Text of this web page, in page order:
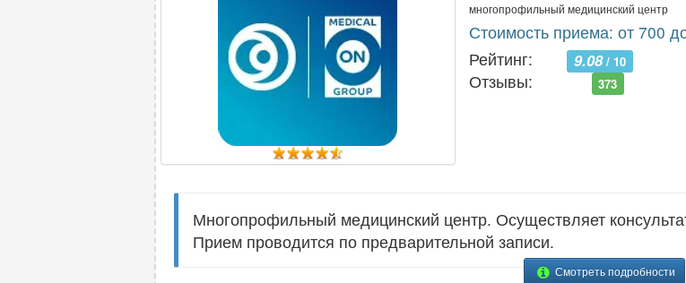
многопрофильный медицинский центр
Стоимость приема: от 700
Рейтинг:
9.08/ 10
Отзывы: 373
Многопрофильный медицинский центр. Осуществляет
Прием проводится по предварительной записи.
Смотреть подробности